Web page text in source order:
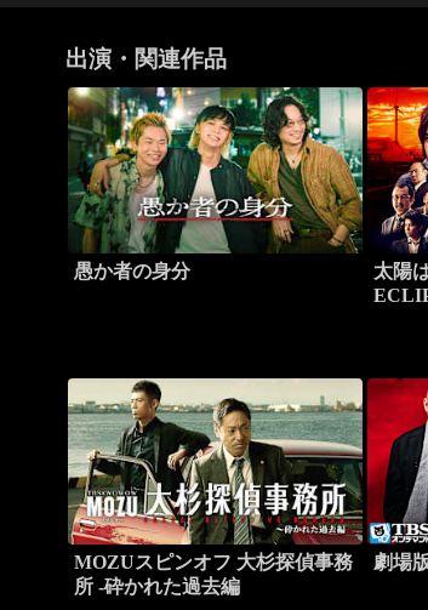
出演・関連作品
愚か者の身分
太陽
MOZUスピンオフ 大杉探偵事務
所 -砕かれた過去編
劇場